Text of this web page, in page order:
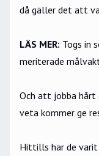
då gäller det att
LÄS MER: Togs in
meriterade
Och att jobba hårt
veta kommer ge
Hittills har de